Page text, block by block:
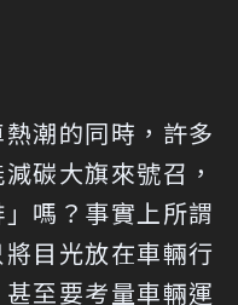
潮的同時，許多
碳大旗來號召，
嗎？事實上所謂
目光放在車輛行
至要考量車輛運